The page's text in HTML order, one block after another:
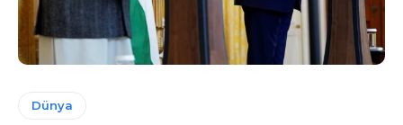
Dünya